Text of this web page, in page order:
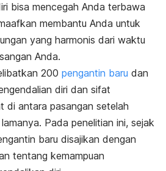
bisa mencegah Anda terbawa
membantu Anda untuk
yang harmonis dari waktu
Anda.
200 pengantin baru dan
diri dan sifat
di antara pasangan setelah
Pada penelitian ini, sejak
baru disajikan dengan
tentang kemampuan